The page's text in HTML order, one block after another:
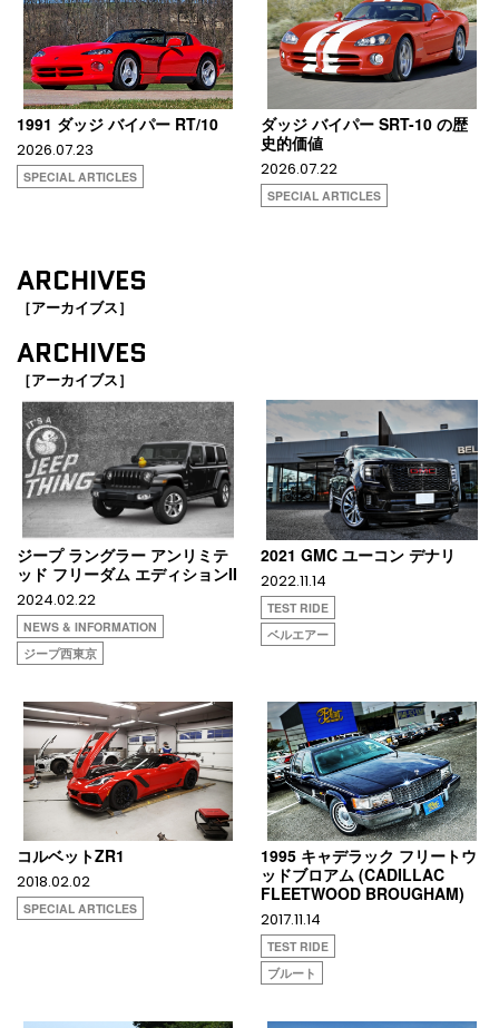
1991 ダッジ バイパー RT/10
2026.07.23
SPECIAL ARTICLES
ダッジ バイパー SRT-10 の歴
史的価値
2026.07.22
SPECIAL ARTICLES
ARCHIVES
［アーカイブス］
ARCHIVES
［アーカイブス］
ジープ ラングラー アンリミテ
ッド フリーダム エディションII
2024.02.22
NEWS & INFORMATION
ジープ西東京
2021 GMC ユーコン デナリ
2022.11.14
TEST RIDE
ベルエアー
コルベットZR1
2018.02.02
SPECIAL ARTICLES
1995 キャデラック フリートウ
ッドブロアム (CADILLAC
FLEETWOOD BROUGHAM)
2017.11.14
TEST RIDE
ブルート